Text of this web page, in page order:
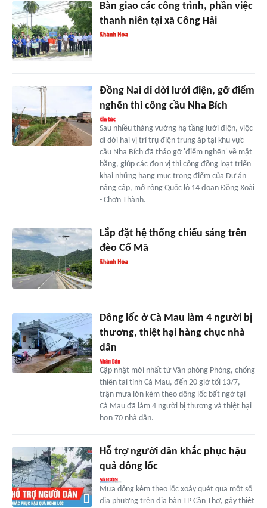
Bàn giao các công trình, phần việc
thanh niên tại xã Công Hải
Đồng Nai di dời lưới điện, gỡ điểm
nghẽn thi công cầu Nha Bích
Sau nhiều tháng vướng hạ tầng lưới điện, việc
di dời hai vị trí trụ điện trung áp tại khu vực
cầu Nha Bích đã tháo gỡ 'điểm nghẽn' về mặt
bằng, giúp các đơn vị thi công đồng loạt triển
khai những hạng mục trọng điểm của Dự án
nâng cấp, mở rộng Quốc lộ 14 đoạn Đồng Xoài
- Chơn Thành.
Lắp đặt hệ thống chiếu sáng trên
đèo Cổ Mã
Dông lốc ở Cà Mau làm 4 người bị
thương, thiệt hại hàng chục nhà
dân
Cập nhật mới nhất từ Văn phòng Phòng, chống
thiên tai tỉnh Cà Mau, đến 20 giờ tối 13/7,
trận mưa lớn kèm theo dông lốc bất ngờ tại
Cà Mau đã làm 4 người bị thương và thiệt hại
hơn 70 nhà dân.
Hỗ trợ người dân khắc phục hậu
quả dông lốc
Mưa dông kèm theo lốc xoáy quét qua một số
địa phương trên địa bàn TP Cần Thơ, gây thiệt